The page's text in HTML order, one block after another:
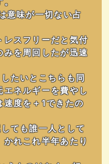
意味が一切ない占
レスフリーだと気付
みを周回したが迅速
たいとこちらも同
エネルギーを費やし
速度を＋1できたの
ても誰一人として
れこれ半年あたり